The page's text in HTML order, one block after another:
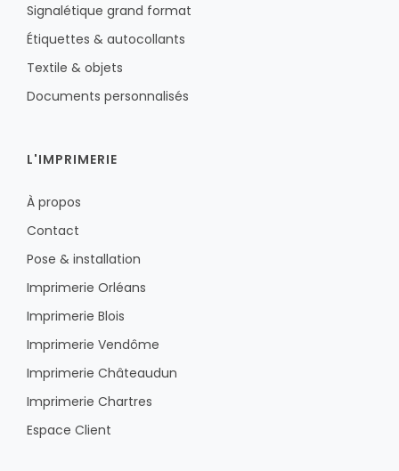
Signalétique grand format
Étiquettes & autocollants
Textile & objets
Documents personnalisés
L'IMPRIMERIE
À propos
Contact
Pose & installation
Imprimerie Orléans
Imprimerie Blois
Imprimerie Vendôme
Imprimerie Châteaudun
Imprimerie Chartres
Espace Client